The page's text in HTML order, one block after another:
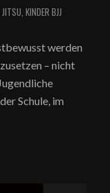
, KINDER BJJ
werden
– nicht
Schule, im